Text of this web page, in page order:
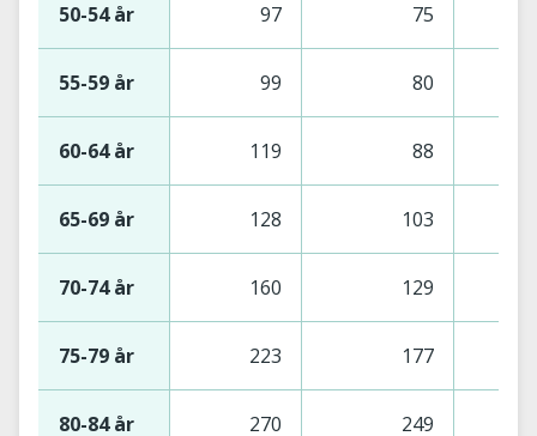
50-54 år 97 75
55-59 år 99 80
60-64 år 119 88
65-69 år 128 103
70-74 år 160 129
75-79 år 223 177
80-84 år 270 249